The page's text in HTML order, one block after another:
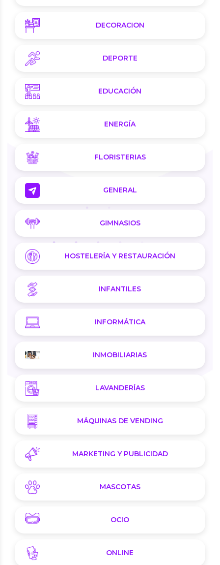
DECORACION
DEPORTE
EDUCACIÓN
ENERGÍA
FLORISTERIAS
GENERAL
GIMNASIOS
HOSTELERÍA Y RESTAURACIÓN
INFANTILES
INFORMÁTICA
INMOBILIARIAS
LAVANDERÍAS
MÁQUINAS DE VENDING
MARKETING Y PUBLICIDAD
MASCOTAS
OCIO
ONLINE